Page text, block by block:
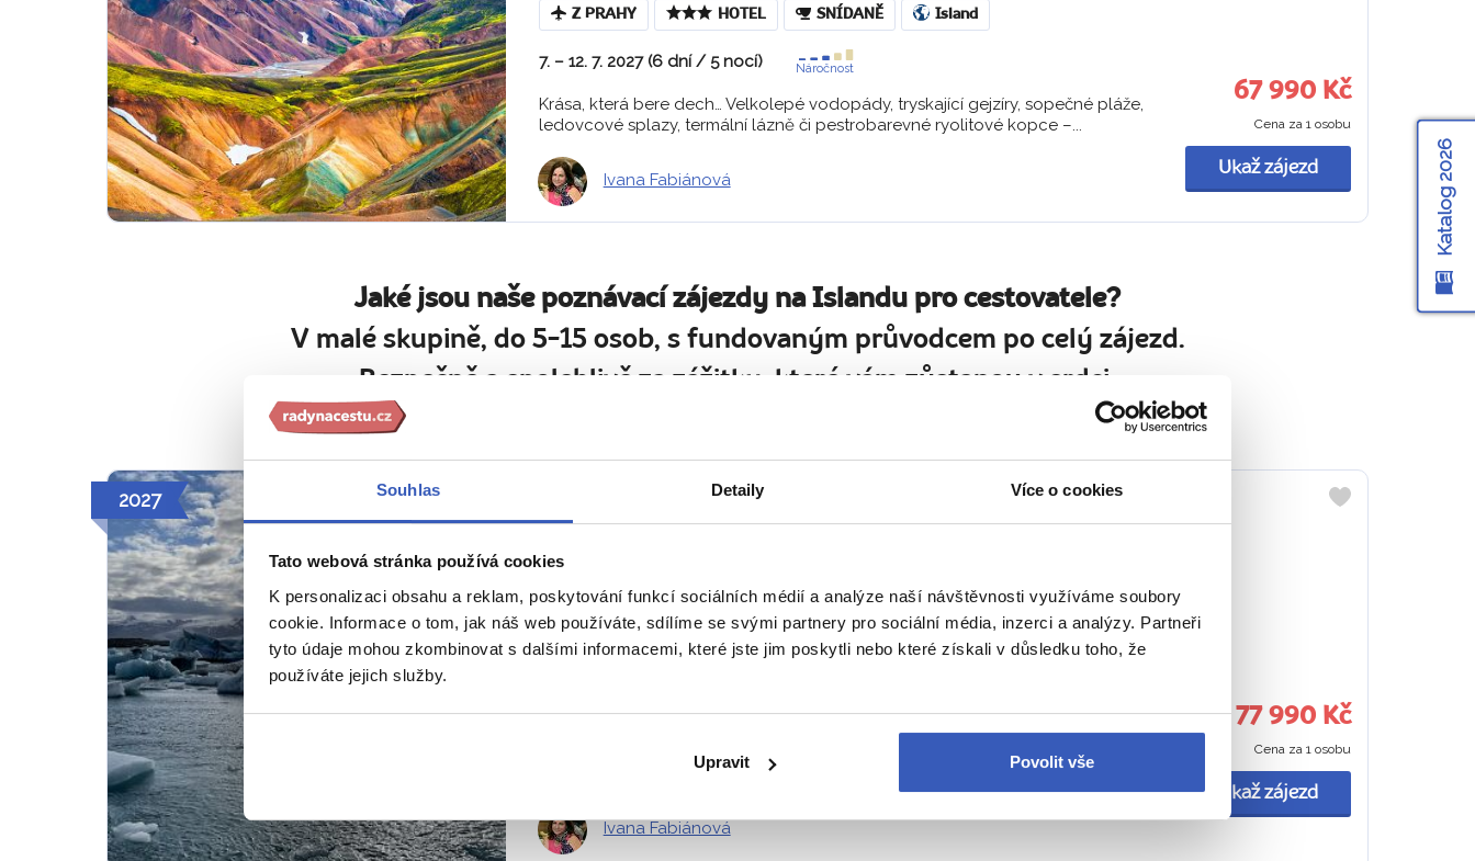
Souhlas Detaily Více o cookies
Tato webová stránka používá cookies
K personalizaci obsahu a reklam, poskytování funkcí sociálních médií a analýze naší návštěvnosti využíváme soubory
cookie. Informace o tom, jak náš web používáte, sdílíme se svými partnery pro sociální média, inzerci a analýzy. Partneři
tyto údaje mohou zkombinovat s dalšími informacemi, které jste jim poskytli nebo které získali v důsledku toho, že
používáte jejich služby.
Upravit Povolit vše
Z PRAHY HOTEL SNÍDANĚ Island
7. – 12. 7. 2027 (6 dní / 5 nocí) Náročnost
Krása, která bere dech… Velkolepé vodopády, tryskající gejzíry, sopečné pláže,
ledovcové splazy, termální lázně či pestrobarevné ryolitové kopce –...
Ivana Fabiánová
67 990 Kč
Cena za 1 osobu
Ukaž zájezd
Jaké jsou naše poznávací zájezdy na Islandu pro cestovatele?
V malé skupině, do 5-15 osob, s fundovaným průvodcem po celý zájezd.
Bezpečně a spolehlivě za zážitky, které vám zůstanou v srdci.
2027
LEDOVCOVÁ LAGUNA
Z PRAHY HOTEL SNÍDANĚ Island
Výlet trajektem na vulkanický ostrov Heimaye – v ceně zájezdu
Za poklady islandské přírody… Během zájezdu na Island poznáte sílu gejzíru
Strokkur i vodopádů Gullfoss a Skógafoss. Obdivovat budete ledovcovou
Ivana Fabiánová
77 990 Kč
Cena za 1 osobu
Ukaž zájezd
Katalog 2026